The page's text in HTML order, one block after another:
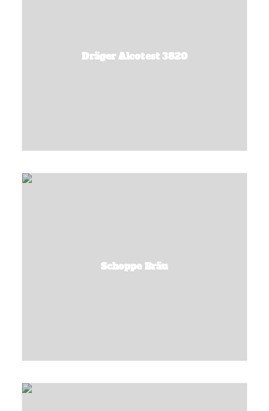
Dräger Alcotest 3820
Schoppe Bräu